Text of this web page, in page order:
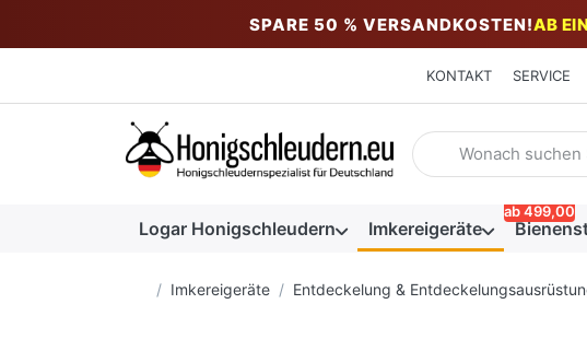
SPARE 50 % VERSANDKOSTEN!AB
KONTAKT SERVICE
Geben Sie einen
Logar Honigschleudern Imkereigeräte
ab 499,00
Startseite
Imkereigeräte Entdeckelung &